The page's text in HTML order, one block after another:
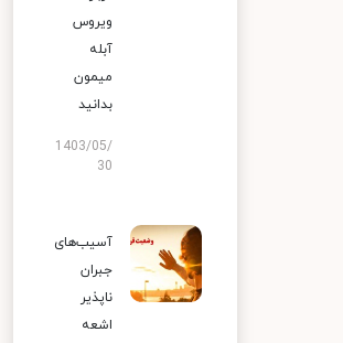
ویروس
آبله
میمون
بدانید
1403/05/
30
آسیب‌های
جبران
ناپذیر
اشعه